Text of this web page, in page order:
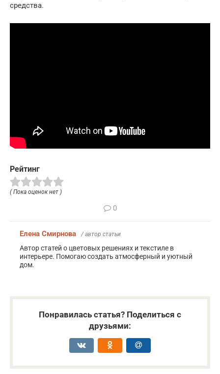
средства.
Рейтинг
( Пока оценок нет )
0
Елена Смирнова / автор статьи
Автор статей о цветовых решениях и текстиле в
интерьере. Помогаю создать атмосферный и уютный
дом.
Понравилась статья? Поделиться с
друзьями: